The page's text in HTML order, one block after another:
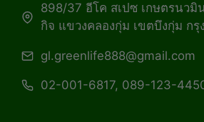
898/37 อีโค สเปซ เกษตรนวมิ
กิจ แขวงคลองกุ่ม เขตบึงกุ่ม กรุ
gl.greenlife888@gmail.com
02-001-6817, 089-123-